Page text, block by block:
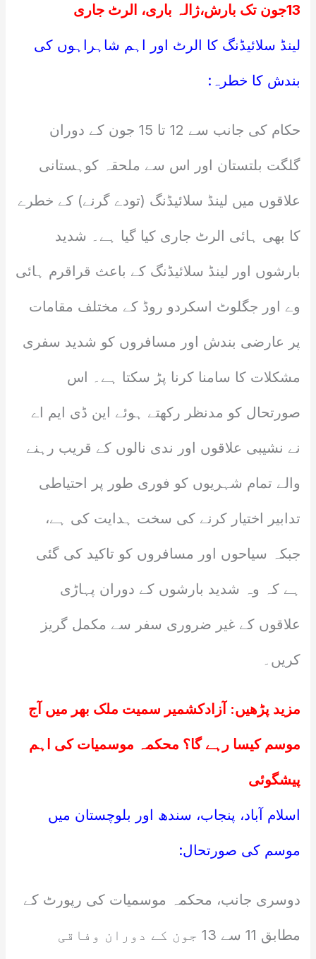
13جون تک بارش،ژالہ باری، الرٹ جاری
لینڈ سلائیڈنگ کا الرٹ اور اہم شاہراہوں کی
بندش کا خطرہ:
حکام کی جانب سے 12 تا 15 جون کے دوران
گلگت بلتستان اور اس سے ملحقہ کوہستانی
علاقوں میں لینڈ سلائیڈنگ (تودے گرنے) کے خطرے
کا بھی ہائی الرٹ جاری کیا گیا ہے۔ شدید
بارشوں اور لینڈ سلائیڈنگ کے باعث قراقرم ہائی
وے اور جگلوٹ اسکردو روڈ کے مختلف مقامات
پر عارضی بندش اور مسافروں کو شدید سفری
مشکلات کا سامنا کرنا پڑ سکتا ہے۔ اس
صورتحال کو مدنظر رکھتے ہوئے این ڈی ایم اے
نے نشیبی علاقوں اور ندی نالوں کے قریب رہنے
والے تمام شہریوں کو فوری طور پر احتیاطی
تدابیر اختیار کرنے کی سخت ہدایت کی ہے،
جبکہ سیاحوں اور مسافروں کو تاکید کی گئی
ہے کہ وہ شدید بارشوں کے دوران پہاڑی
علاقوں کے غیر ضروری سفر سے مکمل گریز
کریں۔
مزید پڑھیں: آزادکشمیر سمیت ملک بھر میں آج
موسم کیسا رہے گا؟ محکمہ موسمیات کی اہم
پیشگوئی
اسلام آباد، پنجاب، سندھ اور بلوچستان میں
موسم کی صورتحال:
دوسری جانب، محکمہ موسمیات کی رپورٹ کے
مطابق 11 سے 13 جون کے دوران وفاقی